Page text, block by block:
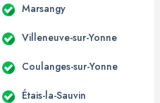
Marsangy
Villeneuve-sur-Yonne
Coulanges-sur-Yonne
Étais-la-Sauvin